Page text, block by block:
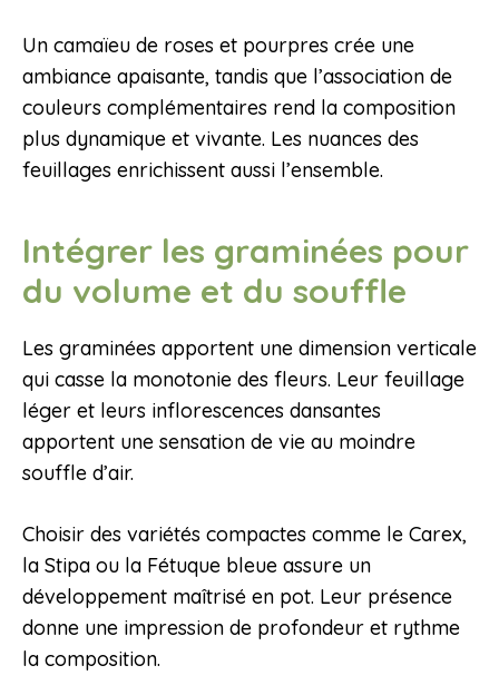
Un camaïeu de roses et pourpres crée une
ambiance apaisante, tandis que l’association de
couleurs complémentaires rend la composition
plus dynamique et vivante. Les nuances des
feuillages enrichissent aussi l’ensemble.
Intégrer les graminées pour
du volume et du souffle
Les graminées apportent une dimension verticale
qui casse la monotonie des fleurs. Leur feuillage
léger et leurs inflorescences dansantes
apportent une sensation de vie au moindre
souffle d’air.
Choisir des variétés compactes comme le Carex,
la Stipa ou la Fétuque bleue assure un
développement maîtrisé en pot. Leur présence
donne une impression de profondeur et rythme
la composition.